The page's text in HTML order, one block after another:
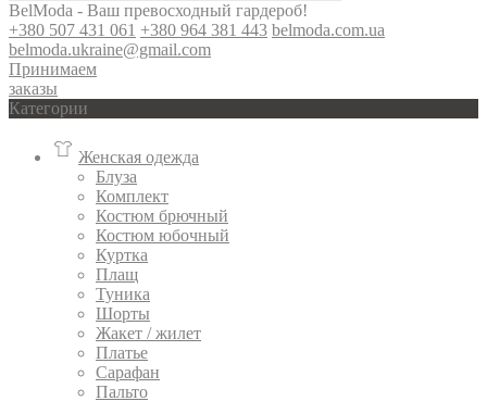
BelModa - Ваш превосходный гардероб!
+380 507 431 061 +380 964 381 443 belmoda.com.ua
belmoda.ukraine@gmail.com
Принимаем
заказы
Категории
Женская одежда
Блуза
Комплект
Костюм брючный
Костюм юбочный
Куртка
Плащ
Туника
Шорты
Жакет / жилет
Платье
Сарафан
Пальто